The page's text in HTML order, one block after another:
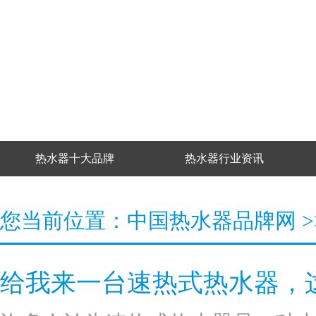
热水器十大品牌 热水器行业资讯
您当前位置： 中国热水器品牌网
给我来一台速热式热水器，